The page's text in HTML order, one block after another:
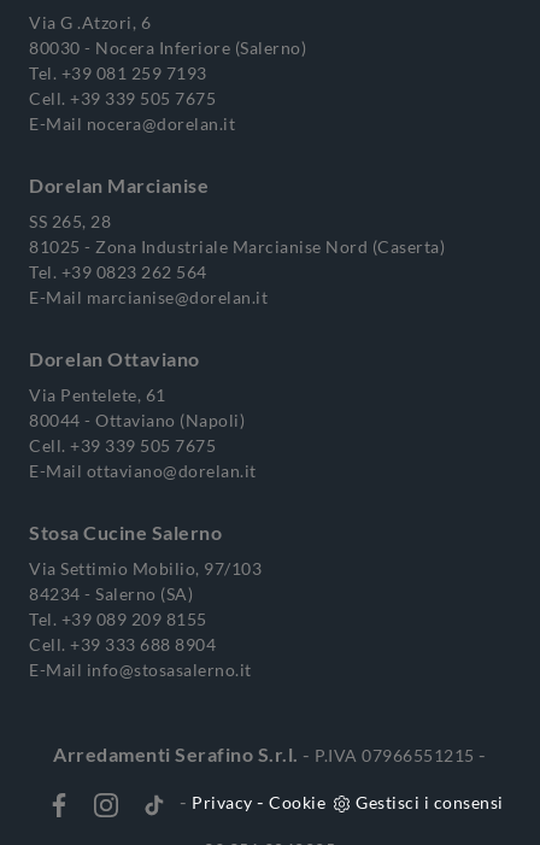
Via G .Atzori, 6
80030 - Nocera Inferiore (Salerno)
Tel. +39 081 259 7193
Cell. +39 339 505 7675
E-Mail nocera@dorelan.it
Dorelan Marcianise
SS 265, 28
81025 - Zona Industriale Marcianise Nord (Caserta)
Tel. +39 0823 262 564
E-Mail marcianise@dorelan.it
Dorelan Ottaviano
Via Pentelete, 61
80044 - Ottaviano (Napoli)
Cell. +39 339 505 7675
E-Mail ottaviano@dorelan.it
Stosa Cucine Salerno
Via Settimio Mobilio, 97/103
84234 - Salerno (SA)
Tel. +39 089 209 8155
Cell. +39 333 688 8904
E-Mail info@stosasalerno.it
Arredamenti Serafino S.r.l. - P.IVA 07966551215 -
- Privacy - Cookie Gestisci i consensi